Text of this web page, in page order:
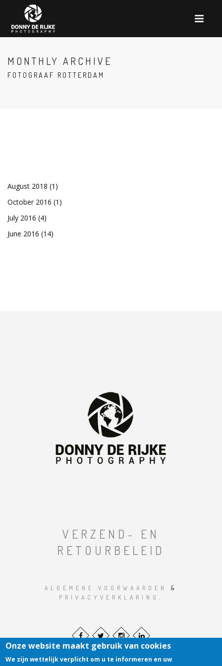
MONTHLY ARCHIVE
FOTOGRAAF ROTTERDAM
August 2018 (1)
October 2016 (1)
July 2016 (4)
June 2016 (14)
VERZEND- EN
RETOURBELEID
ALGEMENE VOORWAARDEN
&
PRIVACYVERKLARING .
Onze website maakt gebruik van cookies
We zijn wettelijk verplicht om u te informeren en uw